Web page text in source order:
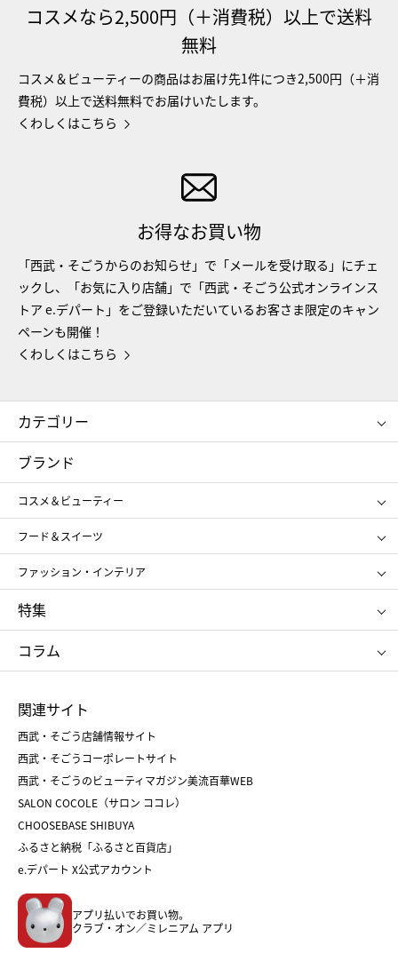
コスメなら2,500円（＋消費税）以上で送料
無料
コスメ＆ビューティーの商品はお届け先1件につき2,500円（＋消
費税）以上で送料無料でお届けいたします。
くわしくはこちら
お得なお買い物
「西武・そごうからのお知らせ」で「メールを受け取る」にチェ
ックし、「お気に入り店舗」で「西武・そごう公式オンラインス
トア e.デパート」をご登録いただいているお客さま限定のキャン
ペーンも開催！
くわしくはこちら
カテゴリー
コスメ＆ビューティー
ギフト
レディース
メンズ
スポーツ・アウトドア
お中元
お歳暮
ブランド
コスメ＆ビューティー
SHISEIDO
ポール&ジョー ボーテ
ジルスチュアート
NARS
RMK
クリニーク
SK-Ⅱ
フード＆スイーツ
アンリ・シャルパンティエ
ゴディバ
新宿高野
たねや
ねんりん家
ファッション・インテリア
ポロ ラルフ ローレン
タケオ キクチ
ママ＆キッズ
シュタイフ
特集
お中元
ひな人形
五月人形
父の日
クリスマスケーキ
ホワイトデー
コラム
菓子折り
和菓子
人気のギフト
バレンタイン
ホワイトデー
おせち
フード
ホーム・キッチン＆アート
関連サイト
西武・そごう店舗情報サイト
西武・そごうコーポレートサイト
西武・そごうのビューティマガジン美流百華WEB
SALON COCOLE（サロン ココレ）
CHOOSEBASE SHIBUYA
ふるさと納税「ふるさと百貨店」
e.デパート X公式アカウント
アプリ払いでお買い物。
クラブ・オン／ミレニアム アプリ